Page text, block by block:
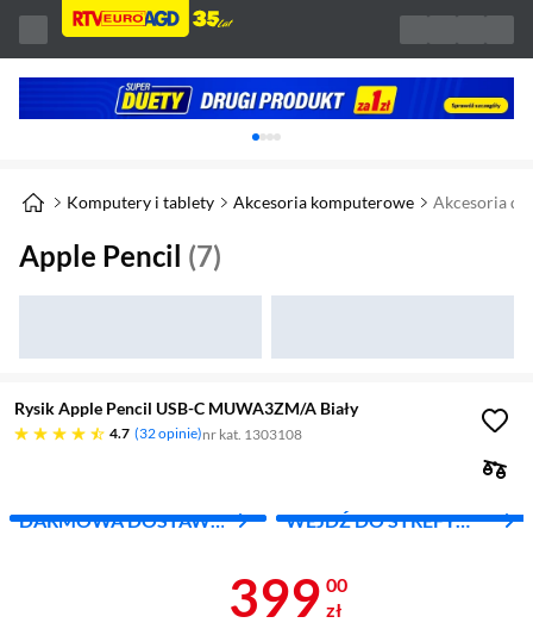
Karuzela z banerami, aktualny element 1 z
Komputery i tablety Akcesoria komputerowe Akcesoria
Apple Pencil (7)
Rysik Apple Pencil USB-C MUWA3ZM/A Biały
4.7
4.7 gwiazdek 32 opinie nr kat. 1303108
DARMOWA DOSTAWA
WEJDŹ DO STREFY
Cena 399 zł
399 00
zł